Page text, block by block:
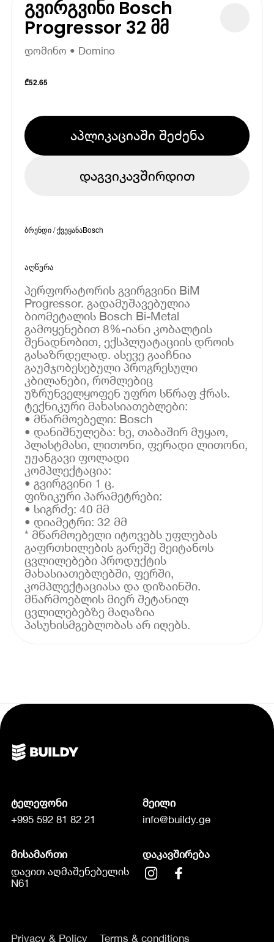
გვირგვინი Bosch
Progressor 32 მმ
დომინო • Domino
₾52.65
აპლიკაციაში შეძენა
დაგვიკავშირდით
ბრენდი / ქვეყანაBosch
აღწერა
პერფორატორის გვირგვინი BiM
Progressor. გადამუშავებულია
ბიომეტალის Bosch Bi-Metal
გამოყენებით 8%-იანი კობალტის
შენადნობით, ექსპლუატაციის დროის
გასაზრდელად. ასევე გააჩნია
გაუმჯობესებული პროგრესული
კბილანები, რომლებიც
უზრუნველყოფენ უფრო სწრაფ ჭრას.
ტექნიკური მახასიათებლები:
• მწარმოებელი: Bosch
• დანიშნულება: ხე, თაბაშირ მუყაო,
პლასტმასი, ლითონი, ფერადი ლითონი,
უჟანგავი ფოლადი
კომპლექტაცია:
• გვირგვინი 1 ც.
ფიზიკური პარამეტრები:
• სიგრძე: 40 მმ
• დიამეტრი: 32 მმ
* მწარმოებელი იტოვებს უფლებას
გაფრთხილების გარეშე შეიტანოს
ცვლილებები პროდუქტის
მახასიათებლებში, ფერში,
კომპლექტაციასა და დიზაინში.
მწარმოებლის მიერ შეტანილ
ცვლილებებზე მაღაზია
პასუხისმგებლობას არ იღებს.
ტელეფონი
+995 592 81 82 21
მეილი
info@buildy.ge
მისამართი
დავით აღმაშენებელის
N61
დაკავშირება
Privacy & Policy Terms & conditions